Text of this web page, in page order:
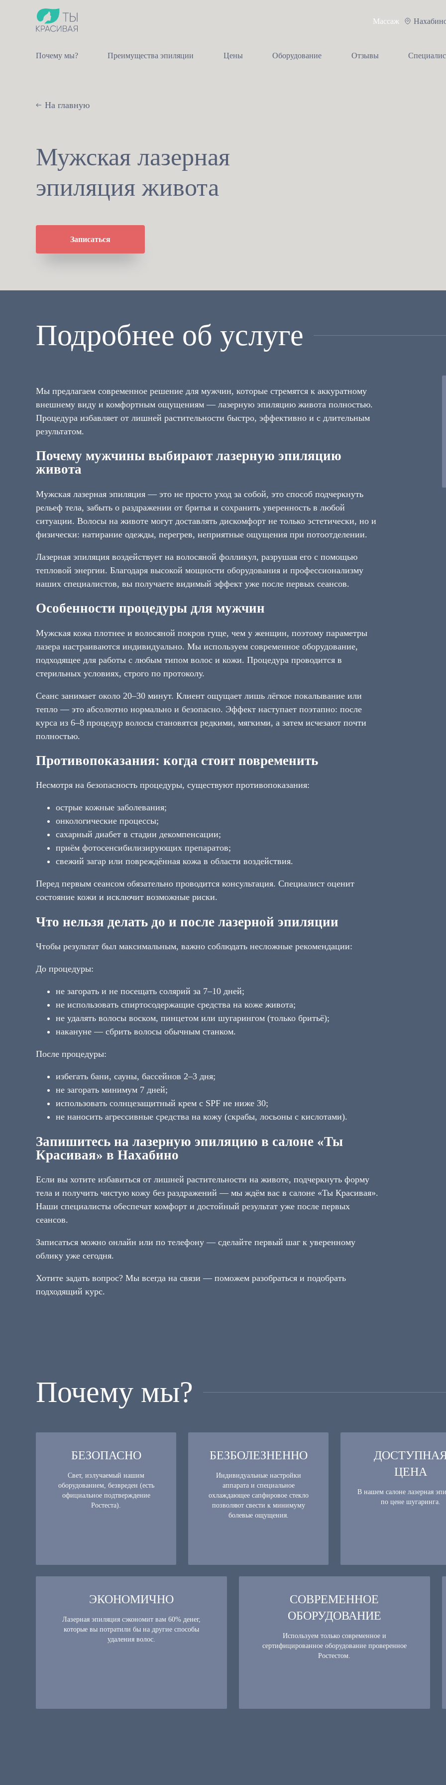
Массаж
Почему мы? Преимущества эпиляции Цены Оборудование Отзывы
На главную
Мужская лазерная
эпиляция живота
Записаться
Подробнее об услуге
Мы предлагаем современное решение для мужчин, которые стремятся к аккуратному
внешнему виду и комфортным ощущениям — лазерную эпиляцию живота полностью.
Процедура избавляет от лишней растительности быстро, эффективно и с длительным
результатом.
Почему мужчины выбирают лазерную эпиляцию
живота
Мужская лазерная эпиляция — это не просто уход за собой, это способ подчеркнуть
рельеф тела, забыть о раздражении от бритья и сохранить уверенность в любой
ситуации. Волосы на животе могут доставлять дискомфорт не только эстетически, но и
физически: натирание одежды, перегрев, неприятные ощущения при потоотделении.
Лазерная эпиляция воздействует на волосяной фолликул, разрушая его с помощью
тепловой энергии. Благодаря высокой мощности оборудования и профессионализму
наших специалистов, вы получаете видимый эффект уже после первых сеансов.
Особенности процедуры для мужчин
Мужская кожа плотнее и волосяной покров гуще, чем у женщин, поэтому параметры
лазера настраиваются индивидуально. Мы используем современное оборудование,
подходящее для работы с любым типом волос и кожи. Процедура проводится в
стерильных условиях, строго по протоколу.
Сеанс занимает около 20–30 минут. Клиент ощущает лишь лёгкое покалывание или
тепло — это абсолютно нормально и безопасно. Эффект наступает поэтапно: после
курса из 6–8 процедур волосы становятся редкими, мягкими, а затем исчезают почти
полностью.
Противопоказания: когда стоит повременить
Несмотря на безопасность процедуры, существуют противопоказания:
острые кожные заболевания;
онкологические процессы;
сахарный диабет в стадии декомпенсации;
приём фотосенсибилизирующих препаратов;
свежий загар или повреждённая кожа в области воздействия.
Перед первым сеансом обязательно проводится консультация. Специалист оценит
состояние кожи и исключит возможные риски.
Что нельзя делать до и после лазерной эпиляции
Чтобы результат был максимальным, важно соблюдать несложные рекомендации:
До процедуры:
не загорать и не посещать солярий за 7–10 дней;
не использовать спиртосодержащие средства на коже живота;
не удалять волосы воском, пинцетом или шугарингом (только бритьё);
накануне — сбрить волосы обычным станком.
После процедуры:
избегать бани, сауны, бассейнов 2–3 дня;
не загорать минимум 7 дней;
использовать солнцезащитный крем с SPF не ниже 30;
не наносить агрессивные средства на кожу (скрабы, лосьоны с кислотами).
Запишитесь на лазерную эпиляцию в салоне «Ты
Красивая» в Нахабино
Если вы хотите избавиться от лишней растительности на животе, подчеркнуть форму
тела и получить чистую кожу без раздражений — мы ждём вас в салоне «Ты Красивая».
Наши специалисты обеспечат комфорт и достойный результат уже после первых
сеансов.
Записаться можно онлайн или по телефону — сделайте первый шаг к уверенному
облику уже сегодня.
Хотите задать вопрос? Мы всегда на связи — поможем разобраться и подобрать
подходящий курс.
Почему мы?
БЕЗОПАСНО
Свет, излучаемый нашим
оборудованием, безвреден (есть
официальное подтверждение
Ростеста).
БЕЗБОЛЕЗНЕННО
Индивидуальные настройки
аппарата и специальное
охлаждающее сапфировое стекло
позволяют свести к минимуму
болевые ощущения.
ЦЕНА
В нашем салоне лазерная
по цене шугаринга.
ЭКОНОМИЧНО
Лазерная эпиляция сэкономит вам 60% денег,
которые вы потратили бы на другие способы
удаления волос.
СОВРЕМЕННОЕ
ОБОРУДОВАНИЕ
Используем только современное и
сертифицированное оборудование проверенное
Ростестом.